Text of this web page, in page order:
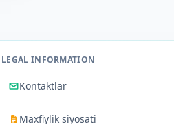
LEGAL INFORMATION
Kontaktlar
Maxfiylik siyosati